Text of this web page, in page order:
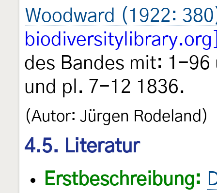
Woodward (1922:
des Bandes mit: 1-
und pl. 7-12 1836.
(Autor: Jürgen Rodeland)
4.5. Literatur
Erstbeschreibung: